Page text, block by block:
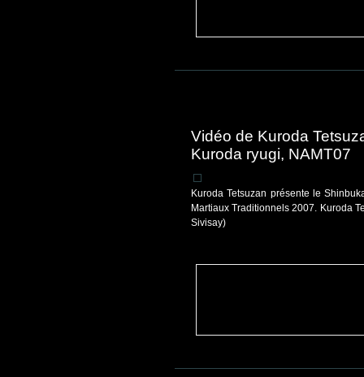
Vidéo de Kuroda
Kuroda ryugi, NAMT07
Kuroda Tetsuzan présente le
Martiaux Traditionnels 2007. Kuroda
Sivisay)